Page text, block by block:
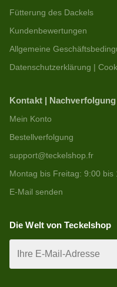
Fütterung des Dackels
Kundenbewertungen
Allgemeine
Datenschutzerklärung |
Kontakt | Nachverfolgung
Mein Konto
Bestellverfolgung
support@teckelshop.fr
Montag bis Freitag: 9:00 bis
E-Mail senden
Die Welt von Teckelshop